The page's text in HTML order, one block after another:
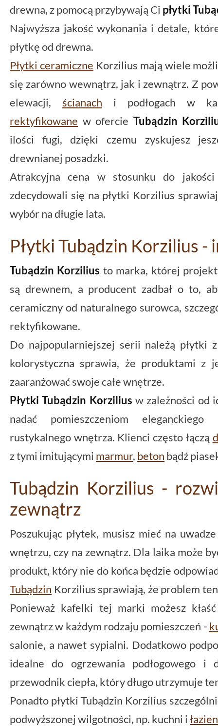
drewna, z pomocą przybywają Ci płytki
Najwyższa jakość wykonania i detale,
płytkę od drewna.
Płytki ceramiczne Korzilius mają wiele
się zarówno wewnątrz, jak i zewnątrz. Z
elewacji, ścianach i podłogach w
rektyfikowane w ofercie Tubądzin
ilości fugi, dzięki czemu zyskujesz
drewnianej posadzki.
Atrakcyjna cena w stosunku do
zdecydowali się na płytki Korzilius
wybór na długie lata.
Płytki Tubądzin Korzilius
Tubądzin Korzilius to marka, której
są drewnem, a producent zadbał o to,
ceramiczny od naturalnego surowca,
rektyfikowane.
Do najpopularniejszej serii należą płytki
kolorystyczna sprawia, że produktami z
zaaranżować swoje całe wnętrze.
Płytki Tubądzin Korzilius w zależności od
nadać pomieszczeniom
rustykalnego wnętrza. Klienci często łączą
z tymi imitującymi marmur, beton bądź
Tubądzin Korzilius -
zewnątrz
Poszukując płytek, musisz mieć na
wnętrzu, czy na zewnątrz. Dla laika może
produkt, który nie do końca będzie
Tubądzin Korzilius sprawiają, że problem
Ponieważ kafelki tej marki możesz
zewnątrz w każdym rodzaju pomieszczeń -
salonie, a nawet sypialni. Dodatkowo
idealne do ogrzewania podłogowego i
przewodnik ciepła, który długo utrzymuje
Ponadto płytki Tubądzin Korzilius
podwyższonej wilgotności, np. kuchni i